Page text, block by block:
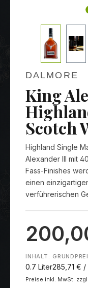
DALMORE
King
Scotch
Highland Single
Alexander III mit
Fass-Finishes
einen
verführerischen
INHALT:
0.7 Liter285,71 € /
Preise inkl. MwSt.